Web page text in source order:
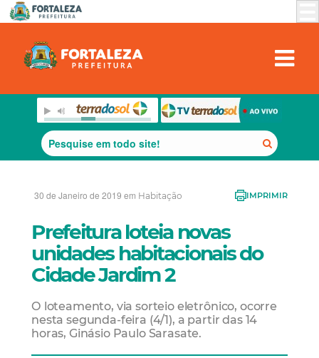
30 de Janeiro de 2019 em Habitação IMPRIMIR
Prefeitura loteia novas
unidades habitacionais do
Cidade Jardim 2
O loteamento, via sorteio eletrônico, ocorre
nesta segunda-feira (4/1), a partir das 14
horas, Ginásio Paulo Sarasate.